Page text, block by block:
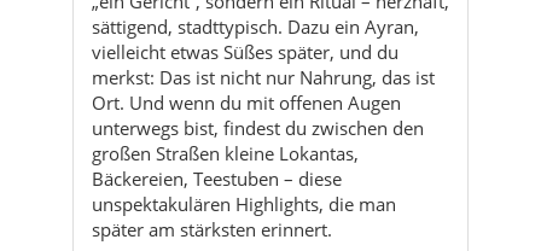
sättigend, stadttypisch. Dazu ein Ayran,
vielleicht etwas Süßes später, und du
merkst: Das ist nicht nur Nahrung, das ist
Ort. Und wenn du mit offenen Augen
unterwegs bist, findest du zwischen den
großen Straßen kleine Lokantas,
Bäckereien, Teestuben – diese
unspektakulären Highlights, die man
später am stärksten erinnert.